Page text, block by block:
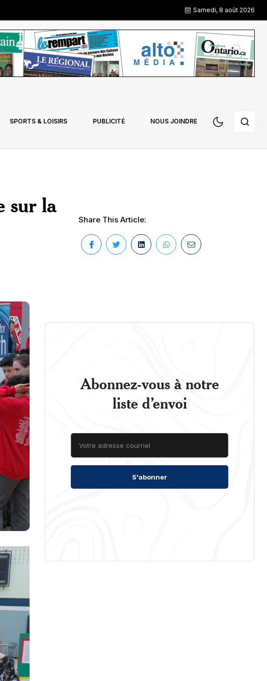
Samedi, 8 août 2026
SPORTS & LOISIRS PUBLICITÉ NOUS JOINDRE
sur la
Share This Article:
Abonnez-vous à notre
liste d’envoi